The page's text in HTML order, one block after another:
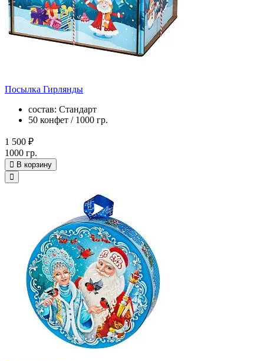
Посылка Гирлянды
состав: Стандарт
50 конфет / 1000 гр.
1 500 ₽
1000 гр.
В корзину